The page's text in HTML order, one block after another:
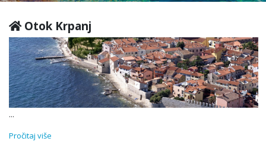
Otok Krpanj
...
Pročitaj više